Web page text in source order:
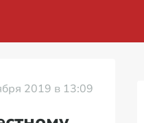
мирные переговоры
2019 в 13:09